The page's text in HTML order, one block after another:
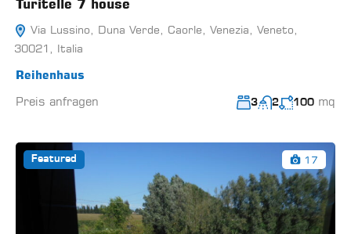
Turitelle 7 house
Via Lussino, Duna Verde, Caorle, Venezia, Veneto,
30021, Italia
Reihenhaus
Preis anfragen
3 2 100 mq
Featured 17